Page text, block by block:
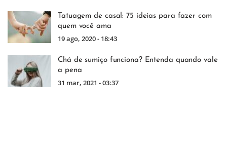
Tatuagem de casal: 75 ideias para fazer com
quem você ama
19 ago, 2020 - 18:43
Chá de sumiço funciona? Entenda quando vale
a pena
31 mar, 2021 - 03:37